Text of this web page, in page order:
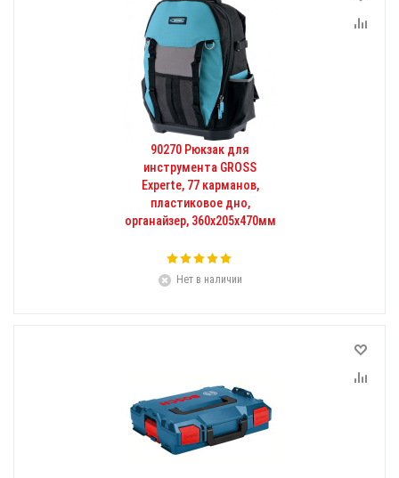
90270 Рюкзак для
инструмента GROSS
Experte, 77 карманов,
пластиковое дно,
органайзер, 360х205х470мм
Нет в наличии